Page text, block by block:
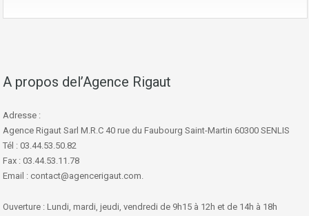
A propos del’Agence Rigaut
Adresse :
Agence Rigaut Sarl M.R.C 40 rue du Faubourg Saint-Martin 60300 SENLIS
Tél : 03.44.53.50.82
Fax : 03.44.53.11.78
Email : contact@agencerigaut.com.
Ouverture : Lundi, mardi, jeudi, vendredi de 9h15 à 12h et de 14h à 18h